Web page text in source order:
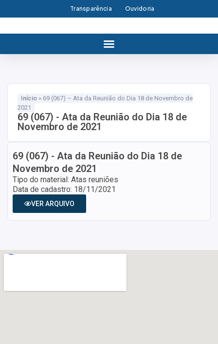
Transparência Ouvidoria
Início » 69 (067) – Ata da Reunião do Dia 18 de Novembro de
2021
69 (067) - Ata da Reunião do Dia 18 de
Novembro de 2021
69 (067) - Ata da Reunião do Dia 18 de
Novembro de 2021
Tipo do material: Atas reuniões
Data de cadastro: 18/11/2021
VER ARQUIVO